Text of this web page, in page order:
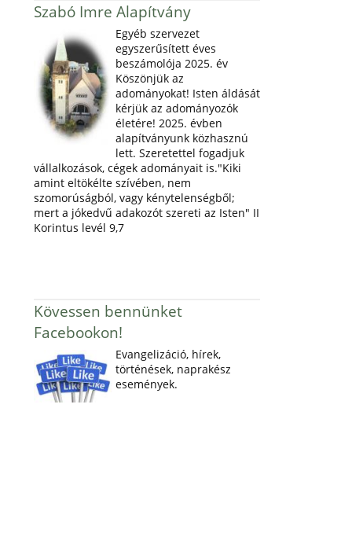
Szabó Imre Alapítvány
Egyéb szervezet
egyszerűsített éves
beszámolója 2025. év
Köszönjük az
adományokat! Isten áldását
kérjük az adományozók
életére! 2025. évben
alapítványunk közhasznú
lett. Szeretettel fogadjuk
vállalkozások, cégek adományait is."Kiki
amint eltökélte szívében, nem
szomorúságból, vagy kénytelenségből;
mert a jókedvű adakozót szereti az Isten" II
Korintus levél 9,7
Kövessen bennünket
Facebookon!
Evangelizáció, hírek,
történések, naprakész
események.